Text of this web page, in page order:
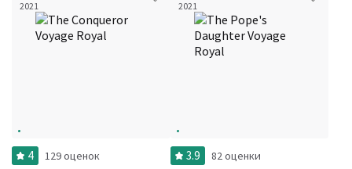
2021
4 129 оценок
2021
3.9 82 оценки